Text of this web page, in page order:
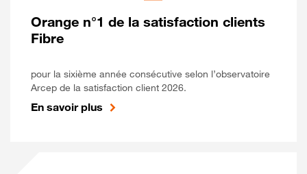
Orange n°1 de la satisfaction clients
Fibre
pour la sixième année consécutive selon l’observatoire
Arcep de la satisfaction client 2026.
En savoir plus